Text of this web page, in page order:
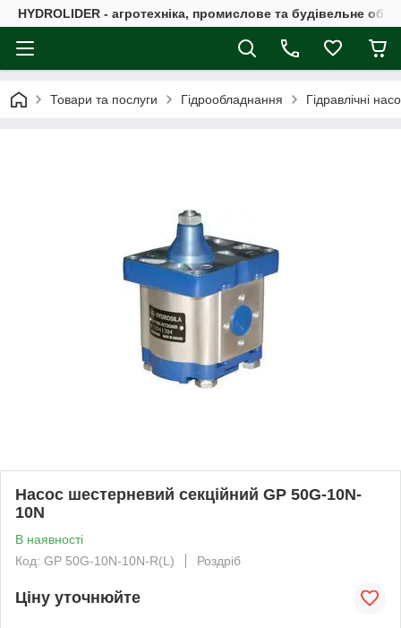
HYDROLIDER - агротехніка, промислове та будівельне
Товари та послуги Гідрообладнання Гідравлічні
Насос шестерневий секційний GP 50G-10N-
10N
В наявності
Код: GP 50G-10N-10N-R(L)
Роздріб
Ціну уточнюйте